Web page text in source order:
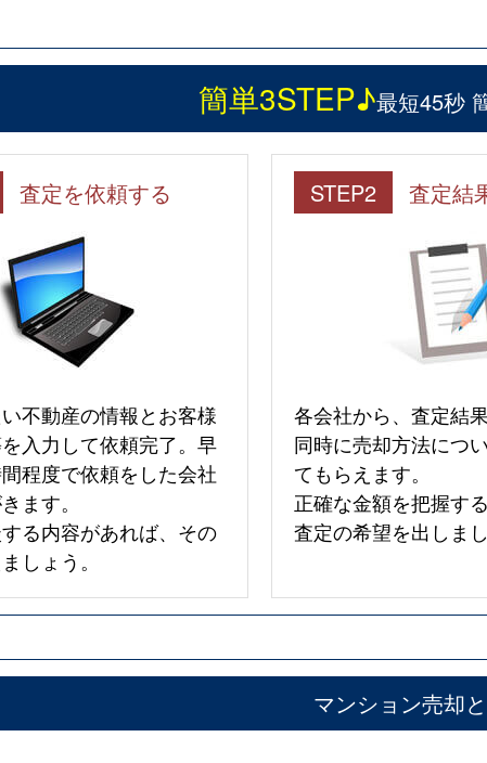
簡単3STEP♪最短45秒
査定を依頼する
不動産の情報とお客様
入力して依頼完了。早
程度で依頼をした会社
ます。
る内容があれば、その
しょう。
STEP2 査定結
各会社から、査定結
同時に売却方法につ
てもらえます。
正確な金額を把握す
査定の希望を出しま
マンション売却